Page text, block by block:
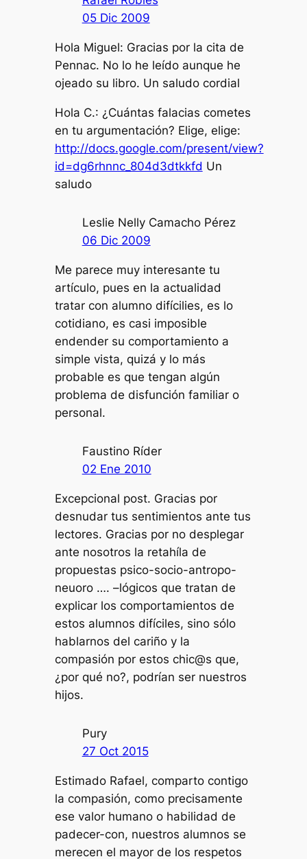
05 Dic 2009
Hola Miguel: Gracias por la cita de
Pennac. No lo he leído aunque he
ojeado su libro. Un saludo cordial
Hola C.: ¿Cuántas falacias cometes
en tu argumentación? Elige, elige:
http://docs.google.com/present/view?
id=dg6rhnnc_804d3dtkkfd Un
saludo
Leslie Nelly Camacho Pérez
06 Dic 2009
Me parece muy interesante tu
artículo, pues en la actualidad
tratar con alumno difícilies, es lo
cotidiano, es casi imposible
endender su comportamiento a
simple vista, quizá y lo más
probable es que tengan algún
problema de disfunción familiar o
personal.
Faustino Ríder
02 Ene 2010
Excepcional post. Gracias por
desnudar tus sentimientos ante tus
lectores. Gracias por no desplegar
ante nosotros la retahíla de
propuestas psico-socio-antropo-
neuoro …. –lógicos que tratan de
explicar los comportamientos de
estos alumnos difíciles, sino sólo
hablarnos del cariño y la
compasión por estos chic@s que,
¿por qué no?, podrían ser nuestros
hijos.
Pury
27 Oct 2015
Estimado Rafael, comparto contigo
la compasión, como precisamente
ese valor humano o habilidad de
padecer-con, nuestros alumnos se
merecen el mayor de los respetos